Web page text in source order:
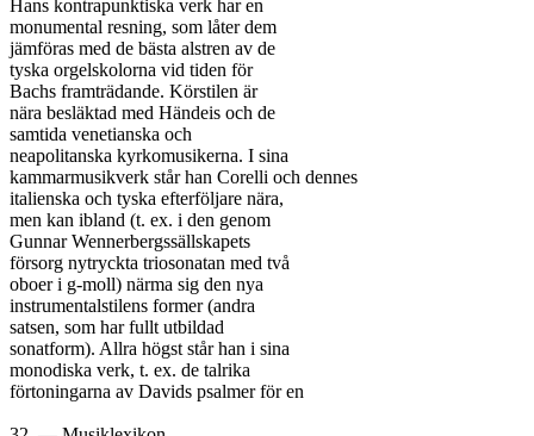
Hans kontrapunktiska verk har en
monumental resning, som låter dem
jämföras med de bästa alstren av de
tyska orgelskolorna vid tiden för
Bachs framträdande. Körstilen är
nära besläktad med Händeis och de
samtida venetianska och
neapolitanska kyrkomusikerna. I sina
kammarmusikverk står han Corelli och dennes
italienska och tyska efterföljare nära,
men kan ibland (t. ex. i den genom
Gunnar Wennerbergssällskapets
försorg nytryckta triosonatan med två
oboer i g-moll) närma sig den nya
instrumentalstilens former (andra
satsen, som har fullt utbildad
sonatform). Allra högst står han i sina
monodiska verk, t. ex. de talrika
förtoningarna av Davids psalmer för en